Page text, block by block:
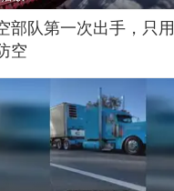
部队第一次出手，只
空